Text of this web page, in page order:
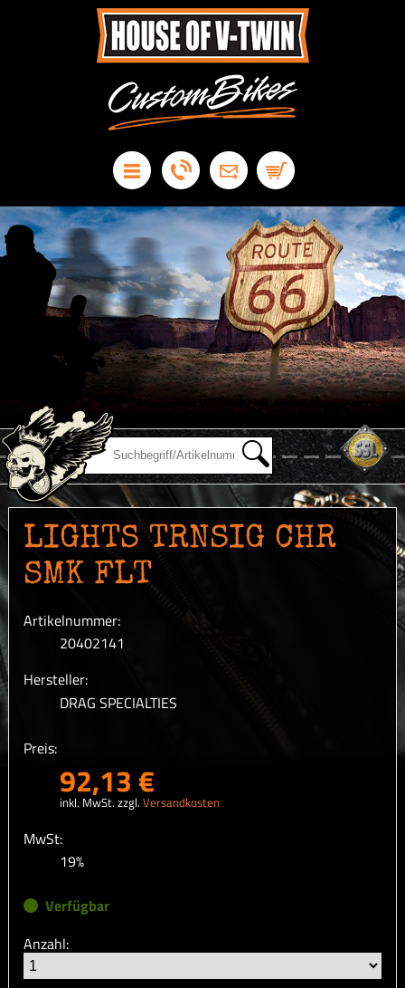
LIGHTS TRNSIG CHR
SMK FLT
Artikelnummer:
20402141
Hersteller:
DRAG SPECIALTIES
Preis:
92,13 €
inkl. MwSt. zzgl. Versandkosten
MwSt:
19%
Verfügbar
Anzahl: